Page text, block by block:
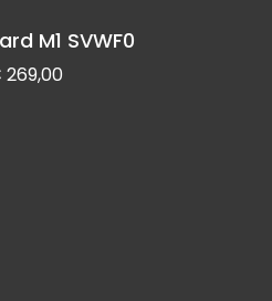
M1 SVWF0
269,00